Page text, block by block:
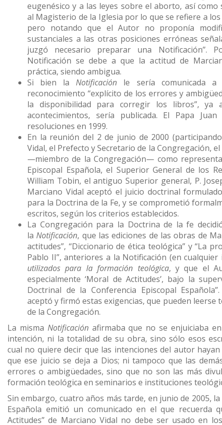
eugenésico y a las leyes sobre el aborto, así como
al Magisterio de la Iglesia por lo que se refiere a
pero notando que el Autor no proponía
sustanciales a las otras posiciones erróneas
juzgó necesario preparar una Notificación”.
Notificación se debe a que la actitud de
práctica, siendo ambigua.
Si bien laNotificación le sería comunicada a
reconocimiento “explícito de los errores y
la disponibilidad para corregir los libros”,
acontecimientos, sería publicada. El Papa
resoluciones en 1999.
En la reunión del 2 de junio de 2000
Vidal, el Prefecto y Secretario de la Congregación,
—miembro de la Congregación— como
Episcopal Española, el Superior General de los
William Tobin, el antiguo Superior general, P.
Marciano Vidal aceptó el juicio doctrinal
para la Doctrina de la Fe, y se comprometió
escritos, según los criterios establecidos.
La Congregación para la Doctrina de la fe
laNotificación, que las ediciones de las obras de
actitudes”, “Diccionario de ética teológica” y “La
Pablo II”, anteriores a la Notificación (en cualquier
utilizados para la formación teológica, y que el
especialmente ‘Moral de Actitudes’, bajo la
Doctrinal de la Conferencia Episcopal
aceptó y firmó estas exigencias, que pueden leerse
de la Congregación.
La misma Notificaciónafirmaba que no se enjuiciaba
intención, ni la totalidad de su obra, sino sólo esos
cual no quiere decir que las intenciones del autor
que ese juicio se deja a Dios; ni tampoco que las
errores o ambigüedades, sino que no son las más
formación teológica en seminarios e instituciones
Sin embargo, cuatro años más tarde, en junio de 2005,
Española emitió un comunicado en el que recuerda
Actitudes” de Marciano Vidal no debe ser usado en